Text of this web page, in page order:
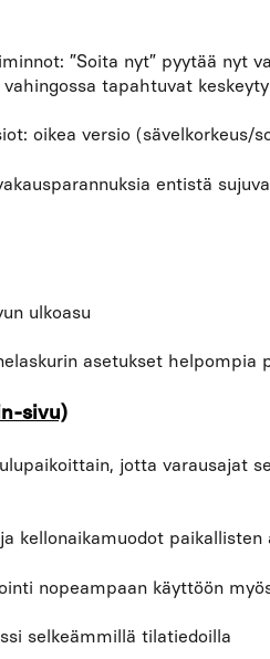
”Soita nyt” pyytää nyt
tapahtuvat
oikea versio (sävelkorkeus/
entistä
ulkoasu
asetukset helpompia
sivu)
jotta varausajat
kellonaikamuodot paikallisten
nopeampaan käyttöön
selkeämmillä tilatiedoilla